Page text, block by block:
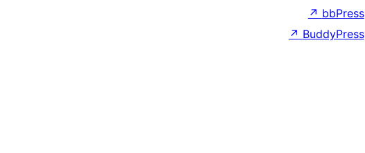
bbPress
↗
BuddyPress
↗